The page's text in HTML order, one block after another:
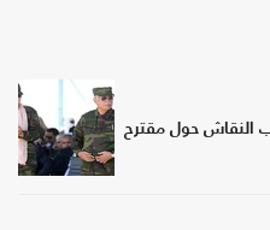
النقاش حول مقترح